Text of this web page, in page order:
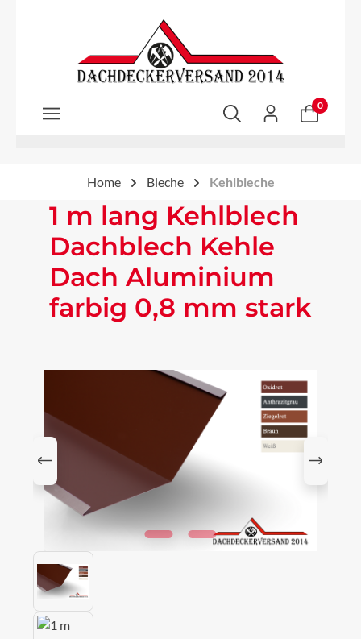
Zum Hauptinhalt springen
0
Home Bleche Kehlbleche
1 m lang Kehlblech
Dachblech Kehle
Dach Aluminium
farbig 0,8 mm stark
Bildergalerie überspringen